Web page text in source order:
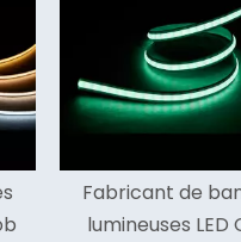
Bande lumineuse
intérieure à